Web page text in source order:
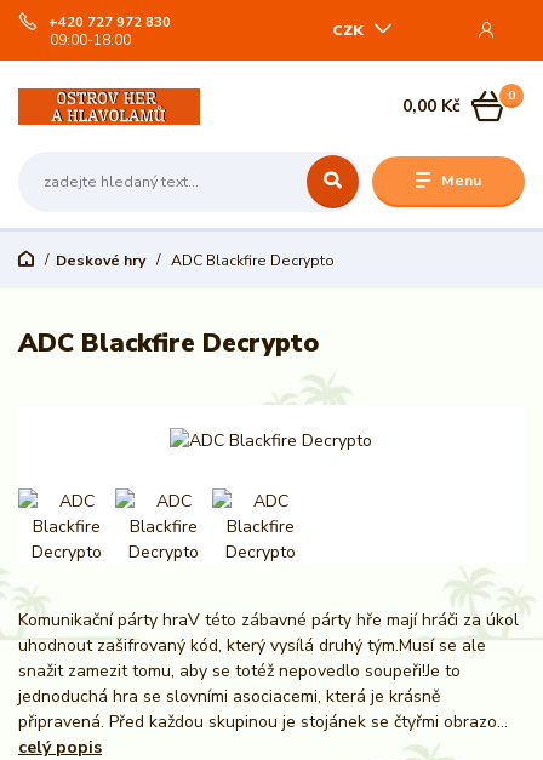
Menu
CZK
+420 727 972 830
09:00-18:00
0
0,00 Kč
Deskové hry ADC Blackfire Decrypto
ADC Blackfire Decrypto
Komunikační párty hraV této zábavné párty hře mají hráči za úkol
uhodnout zašifrovaný kód, který vysílá druhý tým.Musí se ale
snažit zamezit tomu, aby se totéž nepovedlo soupeři!Je to
jednoduchá hra se slovními asociacemi, která je krásně
připravená. Před každou skupinou je stojánek se čtyřmi obrazo...
celý popis